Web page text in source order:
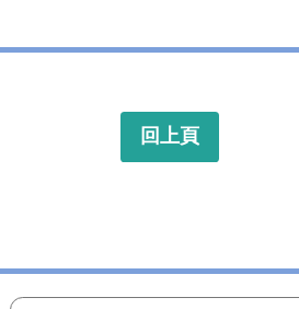
回上頁